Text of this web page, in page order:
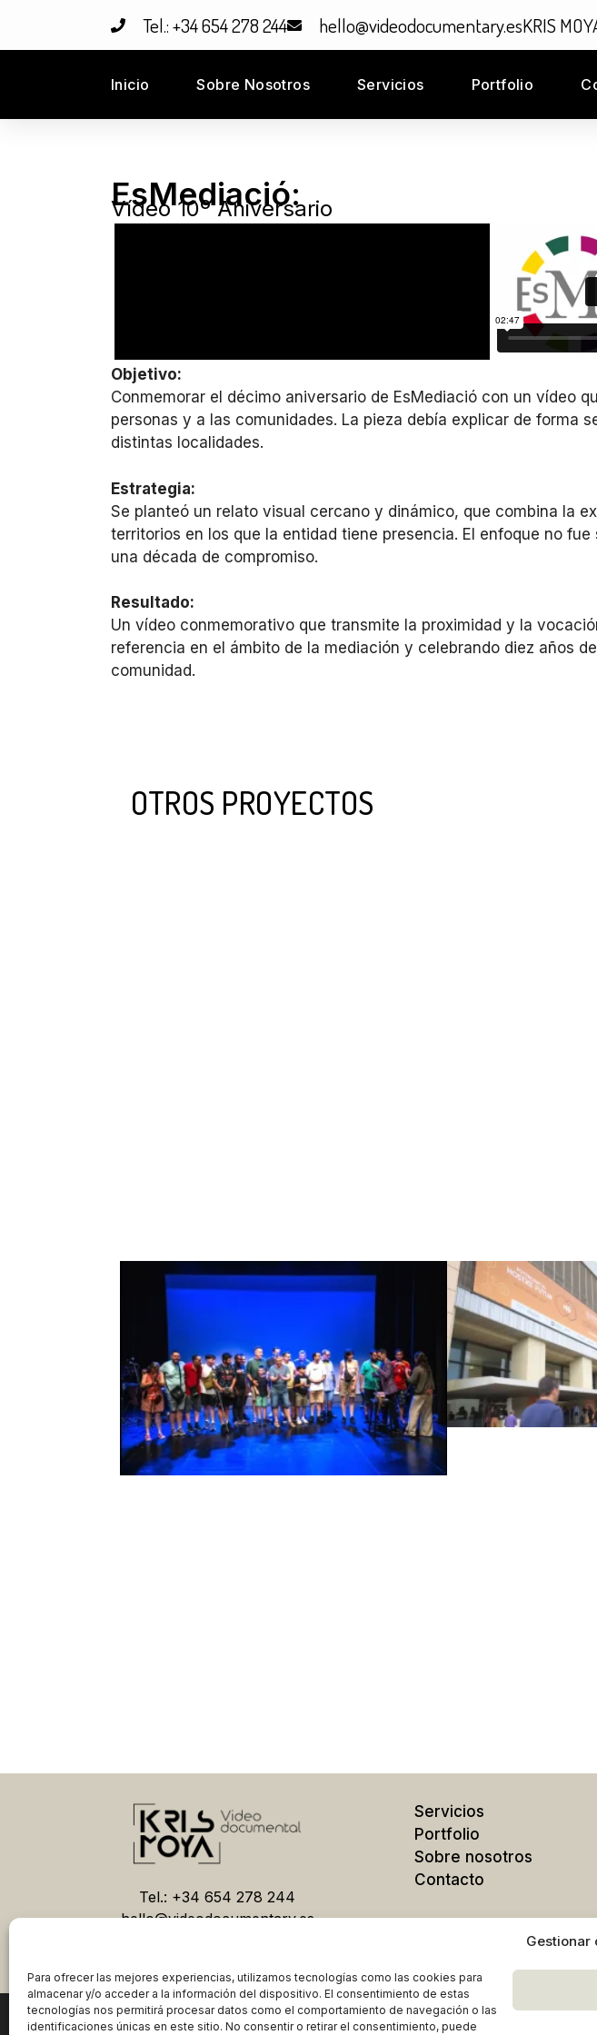
Gestionar
Para ofrecer las mejores experiencias, utilizamos tecnologías como las cookies para
almacenar y/o acceder a la información del dispositivo. El consentimiento de estas
tecnologías nos permitirá procesar datos como el comportamiento de navegación o las
identificaciones únicas en este sitio. No consentir o retirar el consentimiento, puede
Tel.: +34 654 278 244 hello@videodocumentary.esKRIS
Inicio Sobre Nosotros Servicios Portfolio
EsMediació:
Vídeo 10º Aniversario
Objetivo:
Conmemorar el décimo aniversario de EsMediació con un vídeo
personas y a las comunidades. La pieza debía explicar de forma
distintas localidades.
Estrategia:
Se planteó un relato visual cercano y dinámico, que combina la
territorios en los que la entidad tiene presencia. El enfoque no
una década de compromiso.
Resultado:
Un vídeo conmemorativo que transmite la proximidad y la
referencia en el ámbito de la mediación y celebrando diez años
comunidad.
OTROS PROYECTOS
Tel.: +34 654 278 244
hello@videodocumentary.es
Servicios
Portfolio
Sobre nosotros
Contacto
2026 © Kris Moya |